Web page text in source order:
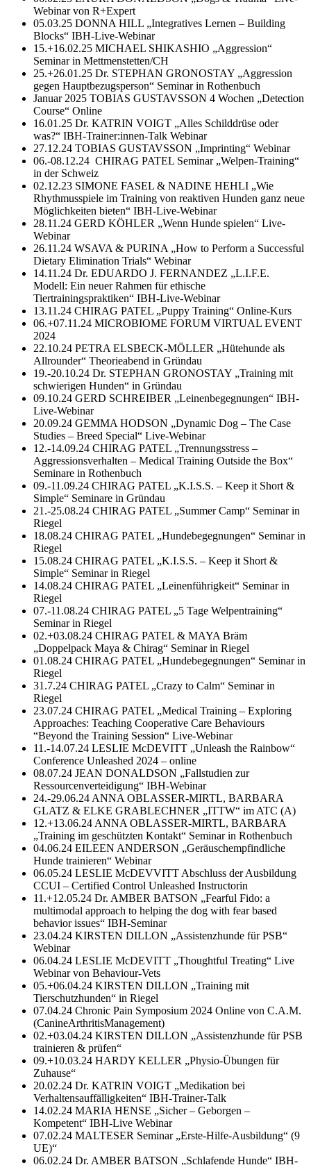
Webinar von R+Expert
05.03.25 DONNA HILL „Integratives Lernen – Building
Blocks“ IBH-Live-Webinar
15.+16.02.25 MICHAEL SHIKASHIO „Aggression“
Seminar in Mettmenstetten/CH
25.+26.01.25 Dr. STEPHAN GRONOSTAY „Aggression
gegen Hauptbezugsperson“ Seminar in Rothenbuch
Januar 2025 TOBIAS GUSTAVSSON 4 Wochen „Detection
Course“ Online
16.01.25 Dr. KATRIN VOIGT „Alles Schilddrüse oder
was?“ IBH-Trainer:innen-Talk Webinar
27.12.24 TOBIAS GUSTAVSSON „Imprinting“ Webinar
06.-08.12.24 CHIRAG PATEL Seminar „Welpen-Training“
in der Schweiz
02.12.23 SIMONE FASEL & NADINE HEHLI „Wie
Rhythmusspiele im Training von reaktiven Hunden ganz neue
Möglichkeiten bieten“ IBH-Live-Webinar
28.11.24 GERD KÖHLER „Wenn Hunde spielen“ Live-
Webinar
26.11.24 WSAVA & PURINA „How to Perform a Successful
Dietary Elimination Trials“ Webinar
14.11.24 Dr. EDUARDO J. FERNANDEZ „L.I.F.E.
Modell: Ein neuer Rahmen für ethische
Tiertrainingspraktiken“ IBH-Live-Webinar
13.11.24 CHIRAG PATEL „Puppy Training“ Online-Kurs
06.+07.11.24 MICROBIOME FORUM VIRTUAL EVENT
2024
22.10.24 PETRA ELSBECK-MÖLLER „Hütehunde als
Allrounder“ Theorieabend in Gründau
19.-20.10.24 Dr. STEPHAN GRONOSTAY „Training mit
schwierigen Hunden“ in Gründau
09.10.24 GERD SCHREIBER „Leinenbegegnungen“ IBH-
Live-Webinar
20.09.24 GEMMA HODSON „Dynamic Dog – The Case
Studies – Breed Special“ Live-Webinar
12.-14.09.24 CHIRAG PATEL „Trennungsstress –
Aggressionsverhalten – Medical Training Outside the Box“
Seminare in Rothenbuch
09.-11.09.24 CHIRAG PATEL „K.I.S.S. – Keep it Short &
Simple“ Seminare in Gründau
21.-25.08.24 CHIRAG PATEL „Summer Camp“ Seminar in
Riegel
18.08.24 CHIRAG PATEL „Hundebegegnungen“ Seminar in
Riegel
15.08.24 CHIRAG PATEL „K.I.S.S. – Keep it Short &
Simple“ Seminar in Riegel
14.08.24 CHIRAG PATEL „Leinenführigkeit“ Seminar in
Riegel
07.-11.08.24 CHIRAG PATEL „5 Tage Welpentraining“
Seminar in Riegel
02.+03.08.24 CHIRAG PATEL & MAYA Bräm
„Doppelpack Maya & Chirag“ Seminar in Riegel
01.08.24 CHIRAG PATEL „Hundebegegnungen“ Seminar in
Riegel
31.7.24 CHIRAG PATEL „Crazy to Calm“ Seminar in
Riegel
23.07.24 CHIRAG PATEL „Medical Training – Exploring
Approaches: Teaching Cooperative Care Behaviours
“Beyond the Training Session“ Live-Webinar
11.-14.07.24 LESLIE McDEVITT „Unleash the Rainbow“
Conference Unleashed 2024 – online
08.07.24 JEAN DONALDSON „Fallstudien zur
Ressourcenverteidigung“ IBH-Webinar
24.-29.06.24 ANNA OBLASSER-MIRTL, BARBARA
GLATZ & ELKE GRABLECHNER „ITTW“ im ATC (A)
12.+13.06.24 ANNA OBLASSER-MIRTL, BARBARA
„Training im geschützten Kontakt“ Seminar in Rothenbuch
04.06.24 EILEEN ANDERSON „Geräuschempfindliche
Hunde trainieren“ Webinar
06.05.24 LESLIE McDEVVITT Abschluss der Ausbildung
CCUI – Certified Control Unleashed Instructorin
11.+12.05.24 Dr. AMBER BATSON „Fearful Fido: a
multimodal approach to helping the dog with fear based
behavior issues“ IBH-Seminar
23.04.24 KIRSTEN DILLON „Assistenzhunde für PSB“
Webinar
06.04.24 LESLIE McDEVITT „Thoughtful Treating“ Live
Webinar von Behaviour-Vets
05.+06.04.24 KIRSTEN DILLON „Training mit
Tierschutzhunden“ in Riegel
07.04.24 Chronic Pain Symposium 2024 Online von C.A.M.
(CanineArthritisManagement)
02.+03.04.24 KIRSTEN DILLON „Assistenzhunde für PSB
trainieren & prüfen“
09.+10.03.24 HARDY KELLER „Physio-Übungen für
Zuhause“
20.02.24 Dr. KATRIN VOIGT „Medikation bei
Verhaltensauffälligkeiten“ IBH-Trainer-Talk
14.02.24 MARIA HENSE „Sicher – Geborgen –
Kompetent“ IBH-Live Webinar
07.02.24 MALTESER Seminar „Erste-Hilfe-Ausbildung“ (9
UE)“
06.02.24 Dr. AMBER BATSON „Schlafende Hunde“ IBH-